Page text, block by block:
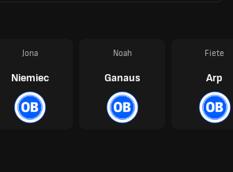
Jona
Niemiec
Noah
Ganaus
Fiete
Arp